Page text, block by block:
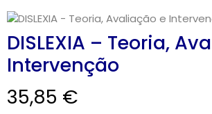
Testes Psicológicos
Material de Intervenção
DISLEXIA – Teoria,
Intervenção
35,85 €